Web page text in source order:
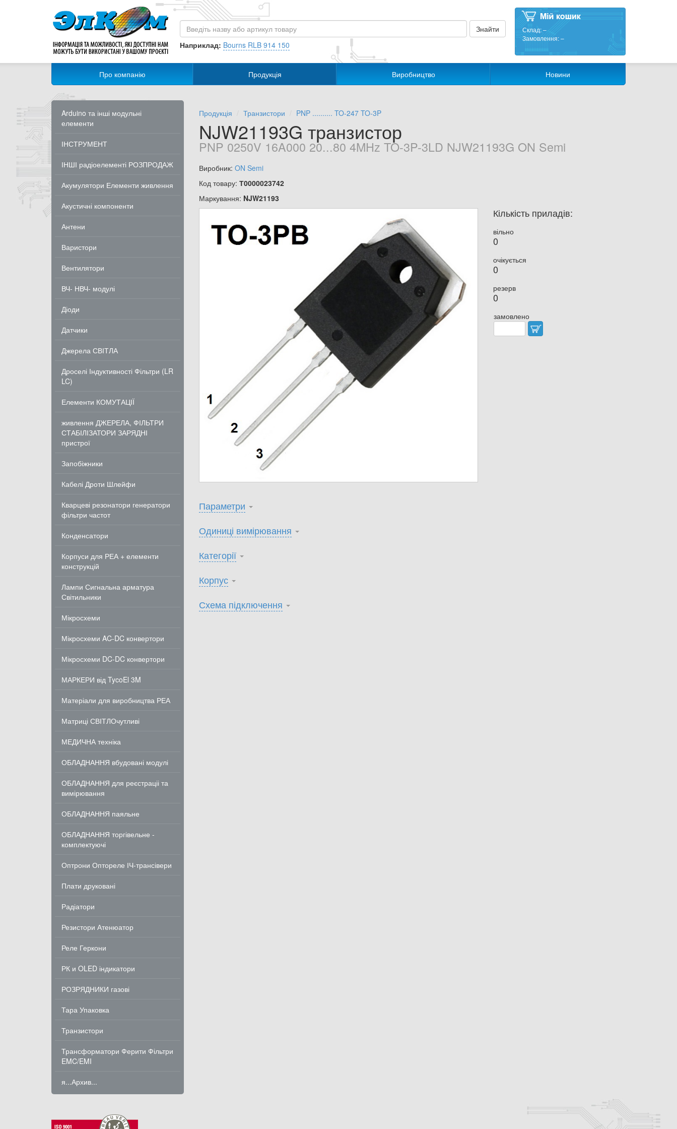
Наприклад: Bourns RLB 914 150
Склад:–
Замовлення:–
Про компанію Продукція Виробництво Новини
Arduino та інші модульні
елементи
ІНСТРУМЕНТ
ІНШІ радіоелементі РОЗПРОДАЖ
Акумулятори Елементи живлення
Акустичні компоненти
Антени
Варистори
Вентилятори
ВЧ- НВЧ- модулі
Діоди
Датчики
Джерела СВІТЛА
Дроселі Індуктивності Фільтри (LR
LC)
Елементи КОМУТАЦІЇ
живлення ДЖЕРЕЛА, ФІЛЬТРИ
СТАБІЛІЗАТОРИ ЗАРЯДНІ
пристрої
Запобіжники
Кабелі Дроти Шлейфи
Кварцеві резонатори генератори
фільтри частот
Конденсатори
Корпуси для РЕА + елементи
конструкцій
Лампи Сигнальна арматура
Світильники
Мікросхеми
Мікросхеми AC-DC конвертори
Мікросхеми DC-DC конвертори
МАРКЕРИ від TycoEl 3M
Матеріали для виробництва РЕА
Матриці СВІТЛОчутливі
МЕДИЧНА техніка
ОБЛАДНАННЯ вбудовані модулі
ОБЛАДНАННЯ для реєстраціі та
вимірювання
ОБЛАДНАННЯ паяльне
ОБЛАДНАННЯ торгівельне -
комплектуючі
Оптрони Оптореле ІЧ-трансівери
Плати друковані
Радіатори
Резистори Атенюатор
Реле Геркони
РК и OLED індикатори
РОЗРЯДНИКИ газові
Тара Упаковка
Транзистори
Трансформатори Ферити Фільтри
EMC/EMI
я...Архив...
Продукція Транзистори PNP .......... TO-247 TO-3P
NJW21193G транзистор
PNP 0250V 16A000 20...80 4MHz TO-3P-3LD NJW21193G ON Semi
Виробник: ON Semi
Код товару: Т0000023742
Маркування: NJW21193
Кількість приладів:
вільно
0
очікується
0
резерв
0
замовлено
Параметри
Одиниці вимірювання
Категорії
Корпус
Схема підключення